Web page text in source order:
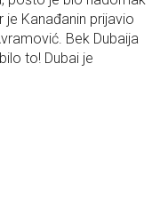
je Kanađanin prijavio
Bek Dubaija
to! Dubai je